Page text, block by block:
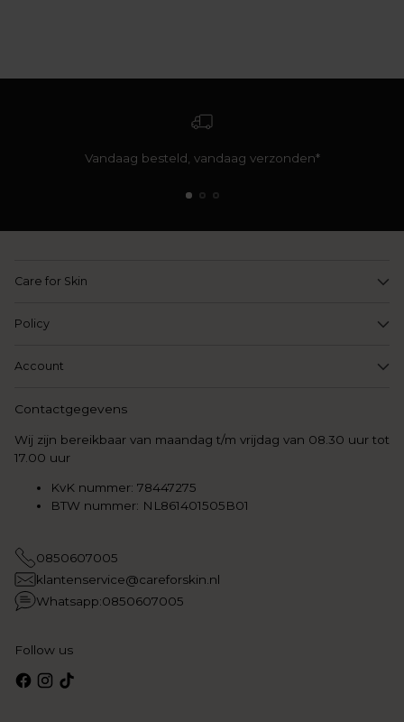
Vandaag besteld, vandaag verzonden*
Care for Skin
Policy
Account
Contactgegevens
Wij zijn bereikbaar van maandag t/m vrijdag van 08.30 uur tot
17.00 uur
KvK nummer: 78447275
BTW nummer: NL861401505B01
0850607005
klantenservice@careforskin.nl
Whatsapp:0850607005
Follow us